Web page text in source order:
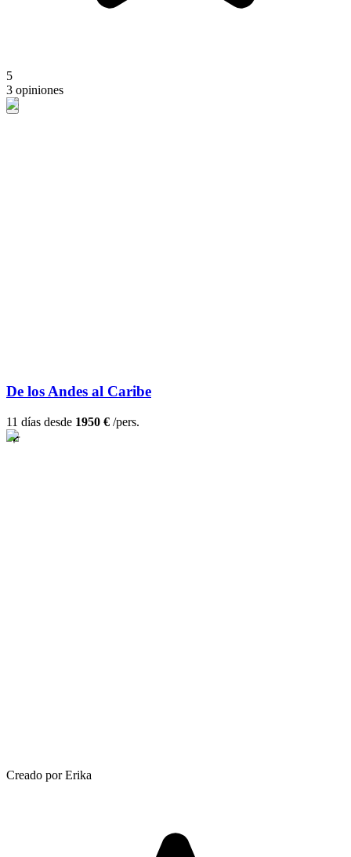
5
3 opiniones
De los Andes al Caribe
11 días desde 1950 € /pers.
Creado por Erika